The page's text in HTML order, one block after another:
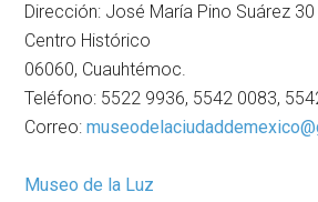
Dirección: José María Pino Suárez 30
Centro Histórico
06060, Cuauhtémoc.
Teléfono: 5522 9936, 5542 0083,
Correo:
Museo de la Luz